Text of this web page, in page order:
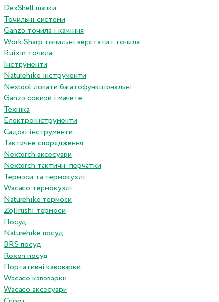
DexShell шапки
Точильні системи
Ganzo точила і каміння
Work Sharp точильні верстати і точила
Ruixin точила
Інструменти
Naturehike інструменти
Nextool лопати багатофункціональні
Ganzo сокири і мачете
Техніка
Електроінструменти
Садові інструменти
Тактичне спорядження
Nextorch аксесуари
Nextorch тактичні перчатки
Термоси та термокухлі
Wacaco термокухлі
Naturehike термоси
Zojirushi термоси
Посуд
Naturehike посуд
BRS посуд
Roxon посуд
Портативні кавоварки
Wacaco кавоварки
Wacaco аксесуари